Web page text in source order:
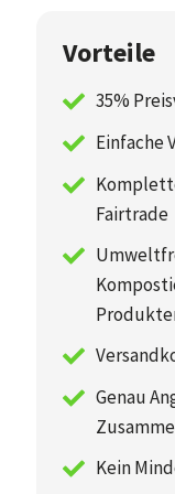
Vorteile
35%
Einfache
Fairtrade
Genau
Kein